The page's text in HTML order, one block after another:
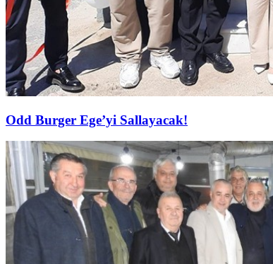
Odd Burger Ege’yi Sallayacak!